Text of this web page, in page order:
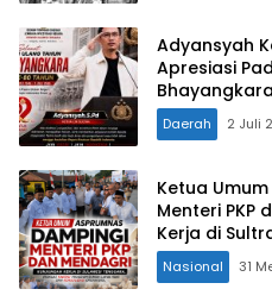
Adyansyah
Apresiasi
Daerah 2 Juli
Ketua Umum
Menteri PKP
Kerja di
Rumah
Organisasi
Nasional 31